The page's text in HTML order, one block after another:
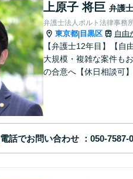
上原子 将巨 弁護士
弁護士法人ポルト法律事務
東京都| 目黒区 自由
【弁護士12年目】【自
大規模・複雑な案件も
の合意へ【休日相談可】
電話でお問い合わせ